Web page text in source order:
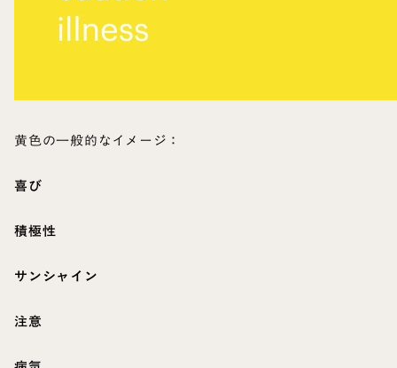
黄色の一般的なイメージ：
喜び
積極性
サンシャイン
注意